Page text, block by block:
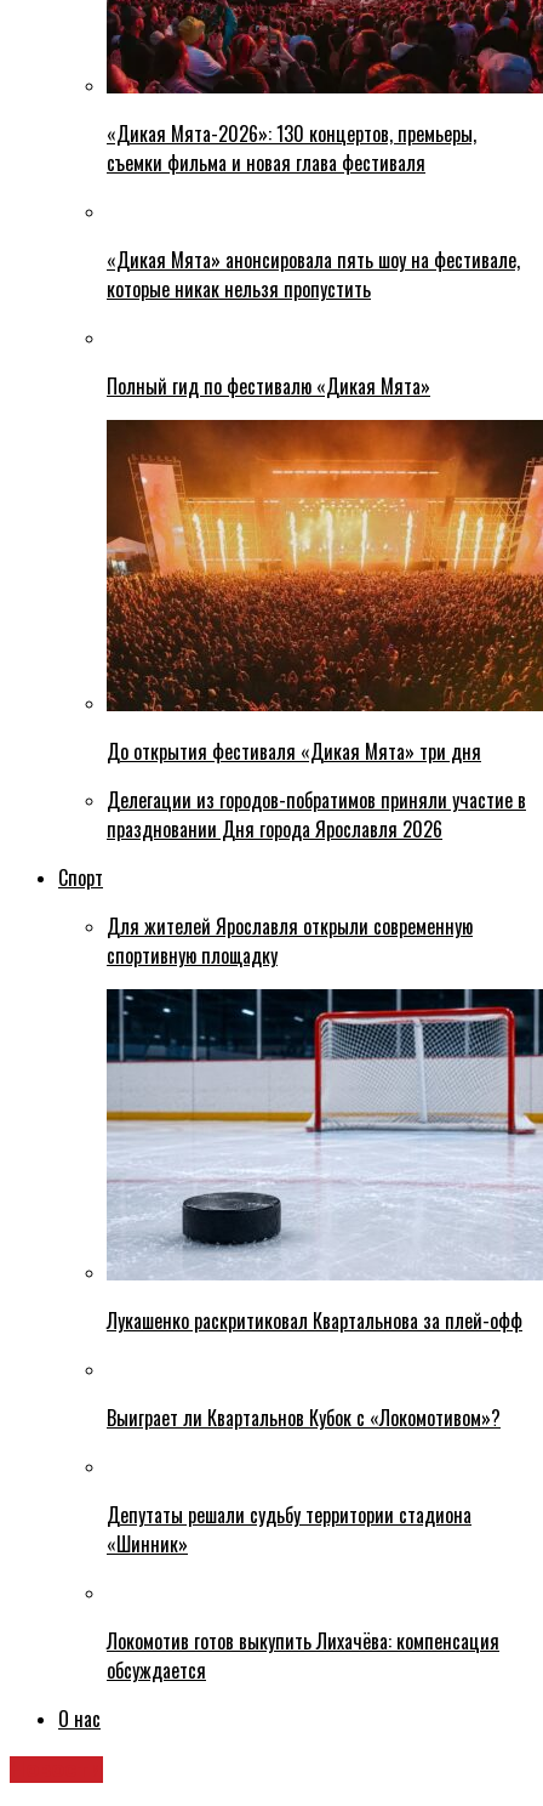
«Дикая Мята-2026»: 130 концертов, премьеры,
съемки фильма и новая глава фестиваля
«Дикая Мята» анонсировала пять шоу на фестивале,
которые никак нельзя пропустить
Полный гид по фестивалю «Дикая Мята»
До открытия фестиваля «Дикая Мята» три дня
Делегации из городов-побратимов приняли участие в
праздновании Дня города Ярославля 2026
Спорт
Для жителей Ярославля открыли современную
спортивную площадку
Лукашенко раскритиковал Квартальнова за плей-офф
Выиграет ли Квартальнов Кубок с «Локомотивом»?
Депутаты решали судьбу территории стадиона
«Шинник»
Локомотив готов выкупить Лихачёва: компенсация
обсуждается
О нас